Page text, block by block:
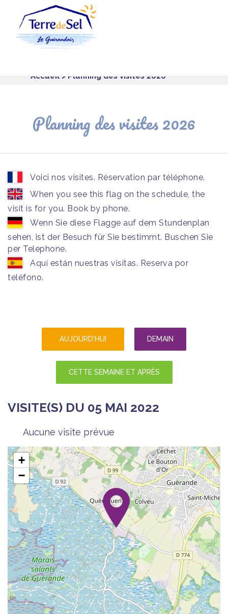
Accueil> Planning des visites 2026
Planning des visites 2026
Voici nos visites. Réservation par téléphone.
When you see this flag on the schedule, the
visit is for you. Book by phone.
Wenn Sie diese Flagge auf dem Stundenplan
sehen, ist der Besuch für Sie bestimmt. Buschen Sie
per Telephone.
Aquí están nuestras visitas. Reserva por
teléfono.
AUJOURD'HUI DEMAIN
CETTE SEMAINE ET APRÈS
VISITE(S) DU 05 MAI 2022
Aucune visite prévue
+
−
Panneau de gestion des cookies